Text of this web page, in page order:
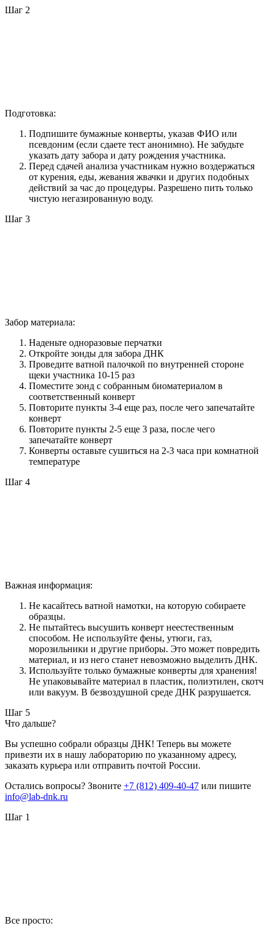
Шаг 2
Подготовка:
Подпишите бумажные конверты, указав ФИО или
псевдоним (если сдаете тест анонимно). Не забудьте
указать дату забора и дату рождения участника.
Перед сдачей анализа участникам нужно воздержаться
от курения, еды, жевания жвачки и других подобных
действий за час до процедуры. Разрешено пить только
чистую негазированную воду.
Шаг 3
Забор материала:
Наденьте одноразовые перчатки
Откройте зонды для забора ДНК
Проведите ватной палочкой по внутренней стороне
щеки участника 10-15 раз
Поместите зонд с собранным биоматериалом в
соответственный конверт
Повторите пункты 3-4 еще раз, после чего запечатайте
конверт
Повторите пункты 2-5 еще 3 раза, после чего
запечатайте конверт
Конверты оставьте сушиться на 2-3 часа при комнатной
температуре
Шаг 4
Важная информация:
Не касайтесь ватной намотки, на которую собираете
образцы.
Не пытайтесь высушить конверт неестественным
способом. Не используйте фены, утюги, газ,
морозильники и другие приборы. Это может повредить
материал, и из него станет невозможно выделить ДНК.
Используйте только бумажные конверты для хранения!
Не упаковывайте материал в пластик, полиэтилен, скотч
или вакуум. В безвоздушной среде ДНК разрушается.
Шаг 5
Что дальше?
Вы успешно собрали образцы ДНК! Теперь вы можете
привезти их в нашу лабораторию по указанному адресу,
заказать курьера или отправить почтой России.
Остались вопросы? Звоните +7 (812) 409-40-47 или пишите
info@lab-dnk.ru
Шаг 1
Все просто: